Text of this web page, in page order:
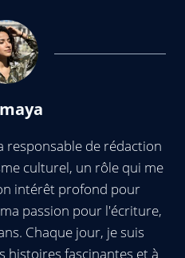
responsable de rédaction
culturel, un rôle qui me
intérêt profond pour
passion pour l'écriture,
Chaque jour, je suis
histoires fascinantes et à